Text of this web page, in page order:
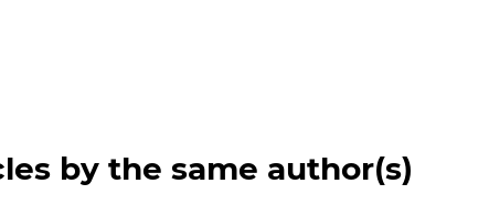
by the same author(s)